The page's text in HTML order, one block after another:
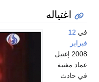
اغتياله
في 12
فبراير
2008 إغتيل
عماد مغنية
في حادث